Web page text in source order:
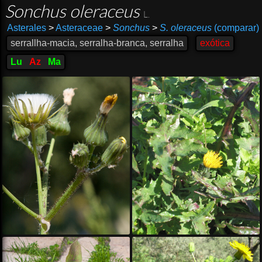
Sonchus oleraceus
Asterales >Asteraceae > Sonchus > S. oleraceus(comparar)
serrallha-macia, serralha-branca, serralha
exótica
Lu
Az Ma